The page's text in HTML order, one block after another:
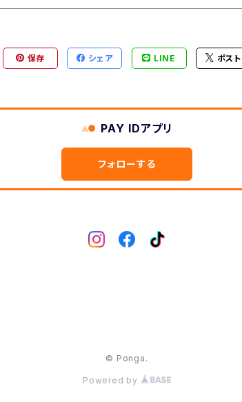
保存 シェア LINE ポスト
PAY IDアプリ
フォローする
© Ponga.
Powered by